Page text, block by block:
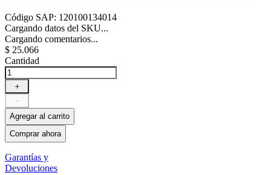
Código SAP: 120100134014
Cargando datos del SKU...
Cargando comentarios...
$ 25.066
Cantidad
＋
－
Agregar al carrito
Comprar ahora
Garantías y
Devoluciones